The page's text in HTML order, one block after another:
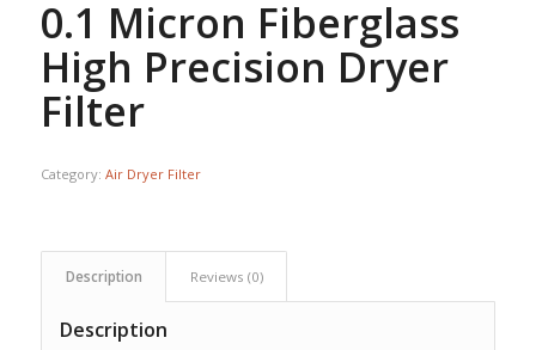
0.1 Micron Fiberglass
High Precision Dryer
Filter
Category: Air Dryer Filter
Description Reviews (0)
Description